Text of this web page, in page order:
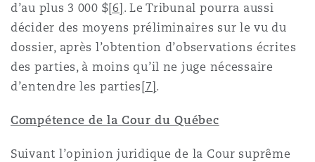
d’au plus 3 000 $[6] . Le Tribunal pourra aussi
décider des moyens préliminaires sur le vu du
dossier, après l’obtention d’observations écrites
des parties, à moins qu’il ne juge nécessaire
d’entendre les parties [7].
Compétence de la Cour du Québec
Suivant l’opinion juridique de la Cour suprême